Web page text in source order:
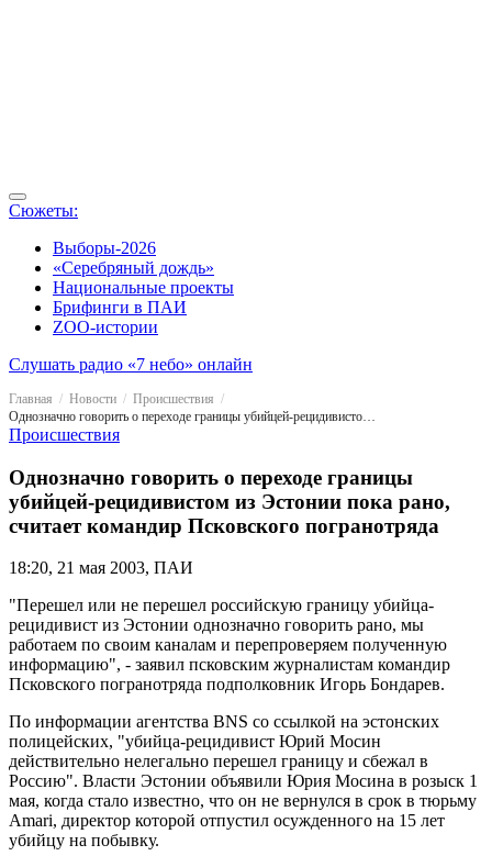
Сюжеты:
Выборы-2026
«Серебряный дождь»
Национальные проекты
Брифинги в ПАИ
ZOO-истории
Слушать радио «7 небо» онлайн
Главная Новости
Происшествия
Однозначно говорить о переходе границы убийцей-рецидивистом из Эстонии пока рано, считает командир Псковского погранотряда
Происшествия
Однозначно говорить о переходе границы
убийцей-рецидивистом из Эстонии пока рано,
считает командир Псковского погранотряда
18:20, 21 мая 2003, ПАИ
"Перешел или не перешел российскую границу убийца-
рецидивист из Эстонии однозначно говорить рано, мы
работаем по своим каналам и перепроверяем полученную
информацию", - заявил псковским журналистам командир
Псковского погранотряда подполковник Игорь Бондарев.
По информации агентства BNS со ссылкой на эстонских
полицейских, "убийца-рецидивист Юрий Мосин
действительно нелегально перешел границу и сбежал в
Россию". Власти Эстонии объявили Юрия Мосина в розыск 1
мая, когда стало известно, что он не вернулся в срок в тюрьму
Amari, директор которой отпустил осужденного на 15 лет
убийцу на побывку.